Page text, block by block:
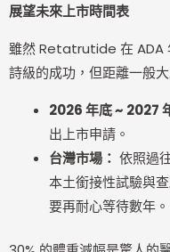
展望未來上市時間表
雖然 Retatrutide 在 ADA
詩級的成功，但距離一般
2026年底 ~ 2027
出上市申請。
台灣市場： 依照過
本土銜接性試驗與
要再耐心等待數年。